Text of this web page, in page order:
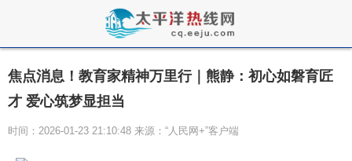
焦点消息！教育家精神万里行｜熊静：初心如磐育匠
才 爱心筑梦显担当
时间：2026-01-23 21:10:48 来源：“人民网+”客户端